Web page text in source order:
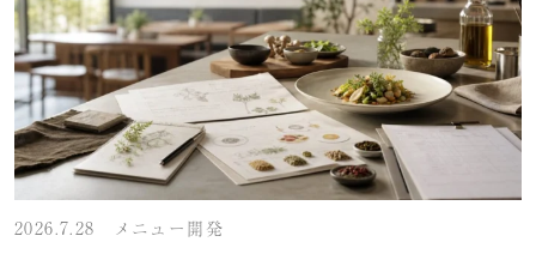
2026.7.28 メニュー開発